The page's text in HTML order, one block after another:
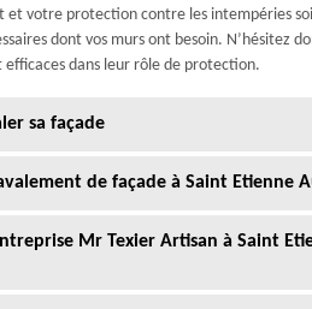
votre protection contre les intempéries
dont vos murs ont besoin. N’hésitez
efficaces dans leur rôle de protection.
sa façade
de façade à Saint Etienne
Mr Texier Artisan à Saint